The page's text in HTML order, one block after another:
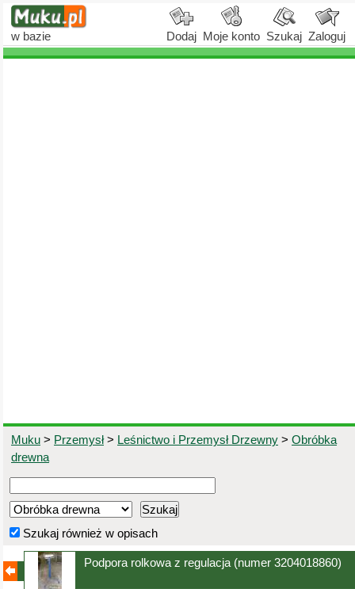
w bazie Dodaj Moje konto Szukaj Zaloguj
Muku > Przemysł> Leśnictwo i Przemysł Drzewny > Obróbka
drewna
Szukaj również w opisach
Podpora rolkowa z regulacja (numer 3204018860)